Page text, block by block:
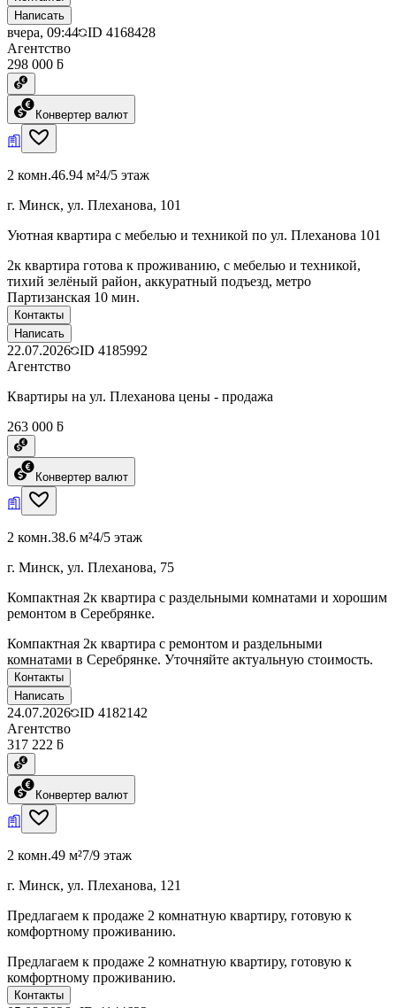
Написать
вчера, 09:44 ID 4168428
Агентство
298 000 ƃ
Конвертер валют
2 комн.46.94 м²4/5 этаж
г. Минск, ул. Плеханова, 101
Уютная квартира с мебелью и техникой по ул. Плеханова 101
2к квартира готова к проживанию, с мебелью и техникой,
тихий зелёный район, аккуратный подъезд, метро
Партизанская 10 мин.
Контакты
Написать
22.07.2026 ID 4185992
Агентство
Квартиры на ул. Плеханова цены - продажа
263 000 ƃ
Конвертер валют
2 комн.38.6 м²4/5 этаж
г. Минск, ул. Плеханова, 75
Компактная 2к квартира с раздельными комнатами и хорошим
ремонтом в Серебрянке.
Компактная 2к квартира с ремонтом и раздельными
комнатами в Серебрянке. Уточняйте актуальную стоимость.
Контакты
Написать
24.07.2026 ID 4182142
Агентство
317 222 ƃ
Конвертер валют
2 комн.49 м²7/9 этаж
г. Минск, ул. Плеханова, 121
Предлагаем к продаже 2 комнатную квартиру, готовую к
комфортному проживанию.
Предлагаем к продаже 2 комнатную квартиру, готовую к
комфортному проживанию.
Контакты